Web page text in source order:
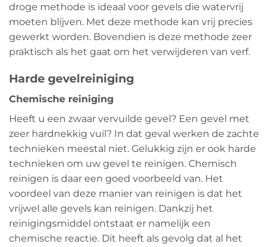
droge methode is ideaal voor gevels die watervrij
moeten blijven. Met deze methode kan vrij precies
gewerkt worden. Bovendien is deze methode zeer
praktisch als het gaat om het verwijderen van verf.
Harde gevelreiniging
Chemische reiniging
Heeft u een zwaar vervuilde gevel? Een gevel met
zeer hardnekkig vuil? In dat geval werken de zachte
technieken meestal niet. Gelukkig zijn er ook harde
technieken om uw gevel te reinigen. Chemisch
reinigen is daar een goed voorbeeld van. Het
voordeel van deze manier van reinigen is dat het
vrijwel alle gevels kan reinigen. Dankzij het
reinigingsmiddel ontstaat er namelijk een
chemische reactie. Dit heeft als gevolg dat al het